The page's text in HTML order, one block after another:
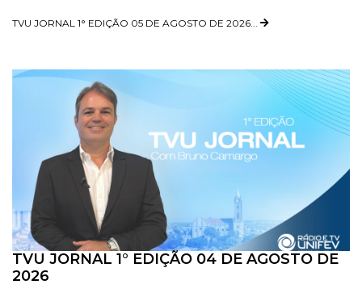
TVU JORNAL 1° EDIÇÃO 05 DE AGOSTO DE 2026...
TVU JORNAL 1° EDIÇÃO 04 DE AGOSTO DE
2026